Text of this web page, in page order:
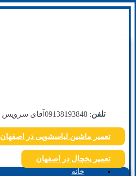
تلفن: 09138193848 آقای سرویس
تعمیر ماشین لباسشویی در اصفهان
تعمیر یخچال در اصفهان
خانه